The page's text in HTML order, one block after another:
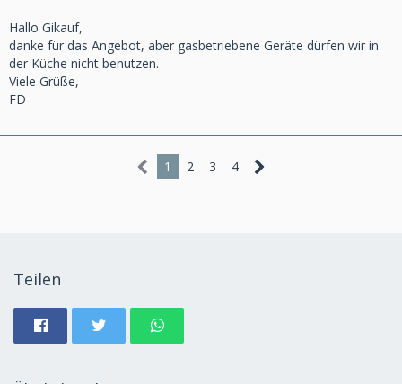
Hallo Gikauf,
danke für das Angebot, aber gasbetriebene Geräte dürfen wir in
der Küche nicht benutzen.
Viele Grüße,
FD
1 2 3 4
Teilen